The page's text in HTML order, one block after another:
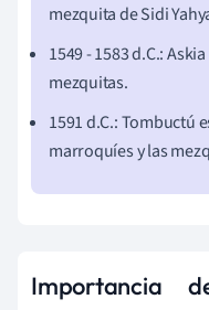
mezquita de Sidi
1549 - 1583 d.C.:
mezquitas.
1591 d.C.: Tombuctú
marroquíes y las
Importancia